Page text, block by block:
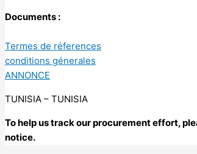
Documents :
Termes de réferences
conditions génerales
ANNONCE
TUNISIA – TUNISIA
To help us track our procurement effort,
notice.